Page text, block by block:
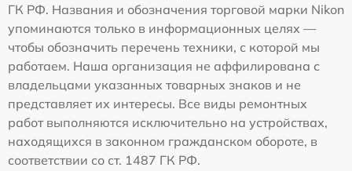
ГК РФ. Названия и обозначения торговой марки Nikon
упоминаются только в информационных целях —
чтобы обозначить перечень техники, с которой мы
работаем. Наша организация не аффилирована с
владельцами указанных товарных знаков и не
представляет их интересы. Все виды ремонтных
работ выполняются исключительно на устройствах,
находящихся в законном гражданском обороте, в
соответствии со ст. 1487 ГК РФ.